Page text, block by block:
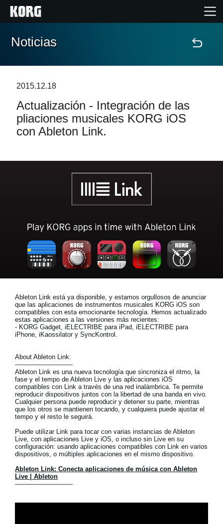
Inicio
Características
Eventos
Soporte
Localizador de Tiendas
Noticias
Ubicación
Redes Sociales
Acerca de KORG
Noticias
2015.12.18
Actualización - Integración de las
pliaciones musicales KORG iOS
con Ableton Link.
Ableton Link está ya disponible, y estamos orgullosos de anunciar
que las aplicaciones de instrumentos musicales KORG iOS son
compatibles con esta emocionante tecnología. Hemos actualizado
estas aplicaciones a las versiones más recientes:
- KORG Gadget, iELECTRIBE para iPad, iELECTRIBE para
iPhone, iKaossilator y SyncKontrol.
About Ableton Link:
-----------------------------
Ableton Link es una nueva tecnología que sincroniza el ritmo, la
fase y el tempo de Ableton Live y las aplicaciones iOS
compatibles con Link a través de una red inalámbrica. Te permite
reproducir dispositivos juntos con la libertad de una banda en vivo.
Cualquier persona puede reproducir y detener su parte, mientras
que los otros se mantienen tocando, y cualquiera puede ajustar el
tempo y el resto le seguirá.
Puede utilizar Link para tocar con varias instancias de Ableton
Live, con aplicaciones Live y iOS, o incluso sin Live en su
configuración: usando aplicaciones compatibles con Link en varios
dispositivos, o múltiples aplicaciones en el mismo dispositivo.
Ableton Link: Conecta aplicaciones de música con Ableton
Live | Ableton
-----------------------------